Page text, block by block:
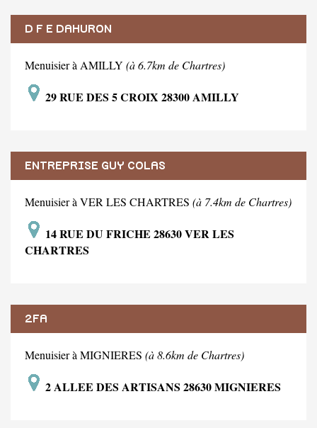
D F E DAHURON
Menuisier à AMILLY (à 6.7km de Chartres)
29 RUE DES 5 CROIX 28300 AMILLY
ENTREPRISE GUY COLAS
Menuisier à VER LES CHARTRES (à 7.4km de Chartres)
14 RUE DU FRICHE 28630 VER LES
CHARTRES
2FA
Menuisier à MIGNIERES (à 8.6km de Chartres)
2 ALLEE DES ARTISANS 28630 MIGNIERES